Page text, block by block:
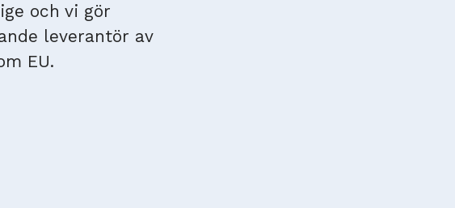
och vi gör
leverantör av
EU.